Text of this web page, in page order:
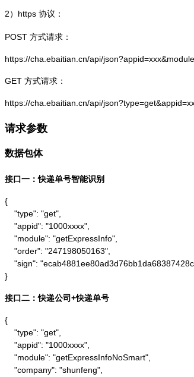
2） https 协议：
POST 方式请求：
https://cha.ebaitian.cn/api/
GET 方式请求：
https://cha.ebaitian.cn/api/
请求参数
数据包体
接口一：快递单号智能识别
{
    "type": "get",
    "appid": "1000xxxx",
    "module": "getExpressInfo",
    "order": "247198050163",
"sign":
}
接口二：快递公司+快递单号
{
    "type": "get",
    "appid": "1000xxxx",
    "module": "getExpressInfoNoSmart",
    "company": "shunfeng",